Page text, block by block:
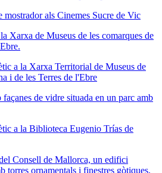
mostrador als Cinemes Sucre de Vic
a la Xarxa Territorial de Museus de
i de les Terres de l'Ebre
a la Biblioteca Eugenio Trías de